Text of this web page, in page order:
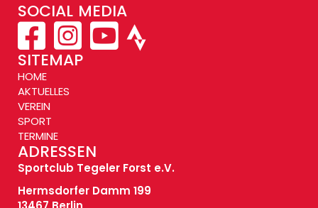
SOCIAL MEDIA
SITEMAP
HOME
AKTUELLES
VEREIN
SPORT
TERMINE
ADRESSEN
Sportclub Tegeler Forst e.V.
Hermsdorfer Damm 199